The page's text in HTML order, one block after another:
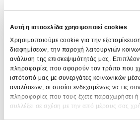
Αυτή η ιστοσελίδα χρησιμοποιεί cookies
Χρησιμοποιούμε cookie για την
διαφημίσεων, την παροχή λειτουργιών
ανάλυση της επισκεψιμότητάς μας.
πληροφορίες που αφορούν τον τρόπο που
ιστότοπό μας με συνεργάτες κοινωνικών
αναλύσεων, οι οποίοι ενδεχομένως να τις
πληροφορίες που τους έχετε παραχωρήσει ή
συλλέξει σε σχέση με την από μέρους σας
Πρόσθεσε στα αγαπημένα
SKU:
0017136
Σειρά: Lifebox Series
ΠΕΡΙΓΡΑΦΉ